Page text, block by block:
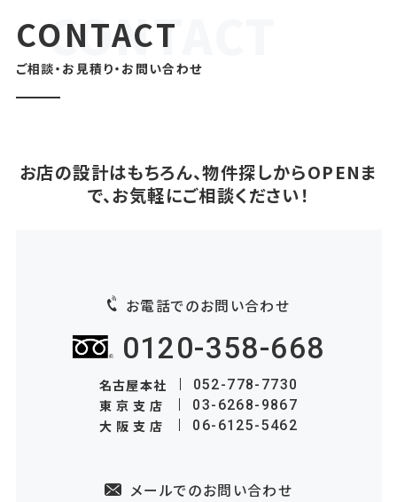
CONTACT
ご相談・お見積り・お問い合わせ
お店の設計はもちろん、物件探しからOPENま
で、お気軽にご相談ください！
お電話でのお問い合わせ
0120-358-668
名古屋本社 052-778-7730
東京支店 03-6268-9867
大阪支店 06-6125-5462
メールでのお問い合わせ